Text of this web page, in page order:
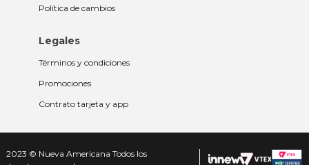
Política de cambios
Legales
Términos y condiciones
Promociones
Contrato tarjeta y app
2023 © Nueva Americana Todos los